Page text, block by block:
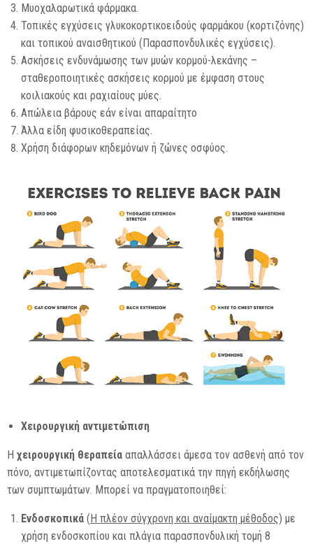
Μυοχαλαρωτικά φάρμακα.
Τοπικές εγχύσεις γλυκοκορτικοειδούς φαρμάκου (κορτιζόνης)
και τοπικού αναισθητικού (Παρασπονδυλικές εγχύσεις).
Ασκήσεις ενδυνάμωσης των μυών κορμού-λεκάνης –
σταθεροποιητικές ασκήσεις κορμού με έμφαση στους
κοιλιακούς και ραχιαίους μύες.
Απώλεια βάρους εάν είναι απαραίτητο
Άλλα είδη φυσικοθεραπείας.
Χρήση διάφορων κηδεμόνων ή ζώνες οσφύος.
Χειρουργική αντιμετώπιση
Η χειρουργική θεραπεία απαλλάσσει άμεσα τον ασθενή από τον
πόνο, αντιμετωπίζοντας αποτελεσματικά την πηγή εκδήλωσης
των συμπτωμάτων. Μπορεί να πραγματοποιηθεί:
Ενδοσκοπικά ( Η πλέον σύγχρονη και αναίμακτη μέθοδος) με
χρήση ενδοσκοπίου και πλάγια παρασπονδυλική τομή 8